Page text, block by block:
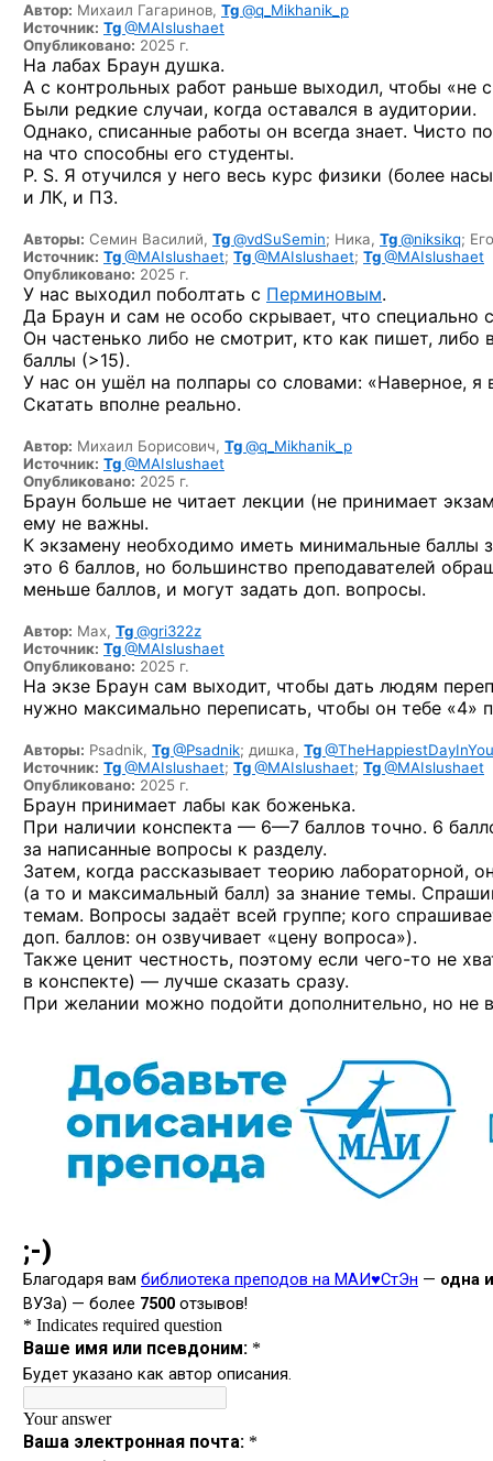
Автор: Михаил Гагаринов, Tg@q_Mikhanik_p
Источник: Tg@MAIslushaet
Опубликовано: 2025 г.
На лабах Браун душка.
А с контрольных работ раньше выходил, чтобы «не
Были редкие случаи, когда оставался в аудитории.
Однако, списанные работы он всегда знает. Чисто
на что способны его студенты.
P. S. Я отучился у него весь курс физики (более
и ЛК, и ПЗ.
Авторы: Семин Василий, Tg@vdSuSemin; Ника, Tg@niksikq;
Источник: Tg@MAIslushaet; Tg@MAIslushaet; Tg@MAIslushaet
Опубликовано: 2025 г.
У нас выходил поболтать с Перминовым.
Да Браун и сам не особо скрывает, что специально
Он частенько либо не смотрит, кто как пишет,
баллы (>15).
У нас он ушёл на полпары со словами: «Наверное, я
Скатать вполне реально.
Автор: Михаил Борисович, Tg@q_Mikhanik_p
Источник: Tg@MAIslushaet
Опубликовано: 2025 г.
Браун больше не читает лекции (не принимает
ему не важны.
К экзамену необходимо иметь минимальные баллы
это 6 баллов, но большинство преподавателей
меньше баллов, и могут задать доп. вопросы.
Автор: Max, Tg@gri322z
Источник: Tg@MAIslushaet
Опубликовано: 2025 г.
На экзе Браун сам выходит, чтобы дать людям
нужно максимально переписать, чтобы он тебе «4»
Авторы: Psadnik, Tg@Psadnik; дишка, Tg
Источник: Tg@MAIslushaet; Tg@MAIslushaet; Tg@MAIslushaet
Опубликовано: 2025 г.
Браун принимает лабы как боженька.
При наличии конспекта — 6—7 баллов точно. 6
за написанные вопросы к разделу.
Затем, когда рассказывает теорию лабораторной,
(а то и максимальный балл) за знание темы.
темам. Вопросы задаёт всей группе; кого
доп. баллов: он озвучивает «цену вопроса»).
Также ценит честность, поэтому если чего-то не
в конспекте) — лучше сказать сразу.
При желании можно подойти дополнительно, но не